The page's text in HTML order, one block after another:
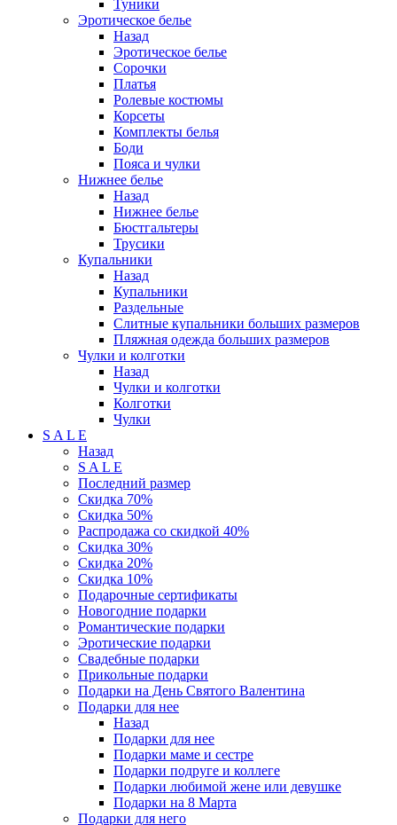
Туники
Эротическое белье
Назад
Эротическое белье
Сорочки
Платья
Ролевые костюмы
Корсеты
Комплекты белья
Боди
Пояса и чулки
Нижнее белье
Назад
Нижнее белье
Бюстгальтеры
Трусики
Купальники
Назад
Купальники
Раздельные
Слитные купальники больших размеров
Пляжная одежда больших размеров
Чулки и колготки
Назад
Чулки и колготки
Колготки
Чулки
S A L E
Назад
S A L E
Последний размер
Скидка 70%
Скидка 50%
Распродажа со скидкой 40%
Скидка 30%
Скидка 20%
Скидка 10%
Подарочные сертификаты
Новогодние подарки
Романтические подарки
Эротические подарки
Свадебные подарки
Прикольные подарки
Подарки на День Святого Валентина
Подарки для нее
Назад
Подарки для нее
Подарки маме и сестре
Подарки подруге и коллеге
Подарки любимой жене или девушке
Подарки на 8 Марта
Подарки для него